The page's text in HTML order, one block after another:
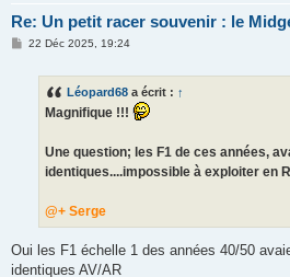
Re: Un petit racer souvenir : le
M22 Déc 2025, 19:24
Léopard68 a écrit : ↑
Magnifique !!!
Une question; les F1 de ces années,
identiques....impossible à exploiter en
@+ Serge
Oui les F1 échelle 1 des années 40/50
identiques AV/AR